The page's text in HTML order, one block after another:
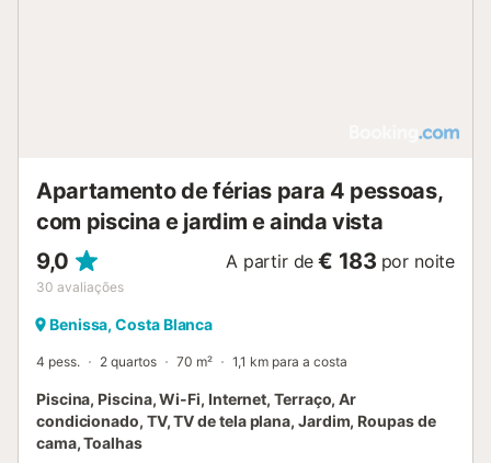
Apartamento de férias para 4 pessoas,
com piscina e jardim e ainda vista
9,0
30 avaliações
A partir de € 183 por noite
Benissa, Costa Blanca
4 pess. 2 quartos 70 m² 1,1 km para a costa
Piscina, Piscina, Wi-Fi, Internet, Terraço, Ar
condicionado, TV, TV de tela plana, Jardim, Roupas de
cama, Toalhas